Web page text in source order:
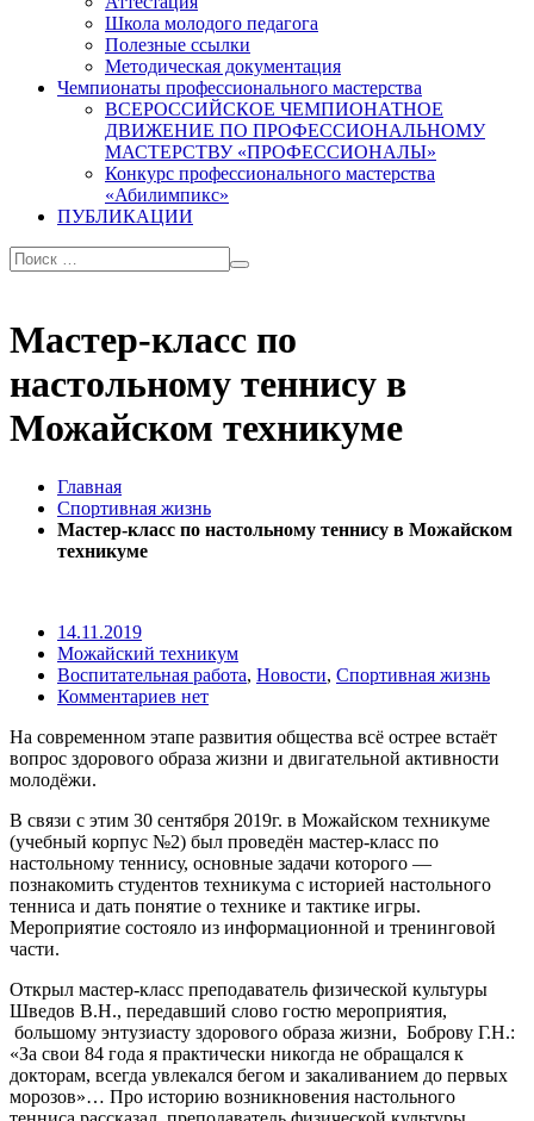
Школа молодого педагога
Полезные ссылки
Методическая документация
Чемпионаты профессионального мастерства
ВСЕРОССИЙСКОЕ ЧЕМПИОНАТНОЕ
ДВИЖЕНИЕ ПО ПРОФЕССИОНАЛЬНОМУ
МАСТЕРСТВУ «ПРОФЕССИОНАЛЫ»
Конкурс профессионального мастерства
«Абилимпикс»
ПУБЛИКАЦИИ
Мастер-класс по
настольному теннису в
Можайском техникуме
Главная
Спортивная жизнь
Мастер-класс по настольному теннису в Можайском
техникуме
14.11.2019
Можайский техникум
Воспитательная работа, Новости, Спортивная жизнь
Комментариев нет
На современном этапе развития общества всё острее встаёт
вопрос здорового образа жизни и двигательной активности
молодёжи.
В связи с этим 30 сентября 2019г. в Можайском техникуме
(учебный корпус №2) был проведён мастер-класс по
настольному теннису, основные задачи которого —
познакомить студентов техникума с историей настольного
тенниса и дать понятие о технике и тактике игры.
Мероприятие состояло из информационной и тренинговой
части.
Открыл мастер-класс преподаватель физической культуры
Шведов В.Н., передавший слово гостю мероприятия,
большому энтузиасту здорового образа жизни, Боброву Г.Н.:
«За свои 84 года я практически никогда не обращался к
докторам, всегда увлекался бегом и закаливанием до первых
морозов»… Про историю возникновения настольного